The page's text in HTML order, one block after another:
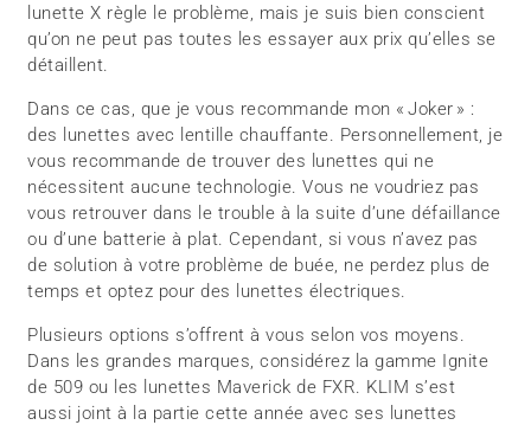
lunette X règle le problème, mais je suis bien conscient
qu’on ne peut pas toutes les essayer aux prix qu’elles se
détaillent.
Dans ce cas, que je vous recommande mon « Joker » :
des lunettes avec lentille chauffante. Personnellement, je
vous recommande de trouver des lunettes qui ne
nécessitent aucune technologie. Vous ne voudriez pas
vous retrouver dans le trouble à la suite d’une défaillance
ou d’une batterie à plat. Cependant, si vous n’avez pas
de solution à votre problème de buée, ne perdez plus de
temps et optez pour des lunettes électriques.
Plusieurs options s’offrent à vous selon vos moyens.
Dans les grandes marques, considérez la gamme Ignite
de 509 ou les lunettes Maverick de FXR. KLIM s’est
aussi joint à la partie cette année avec ses lunettes